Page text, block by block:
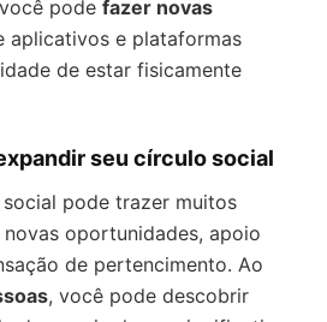
pode fazer novas
aplicativos e plataformas
de estar fisicamente
seu círculo social
pode trazer muitos
oportunidades, apoio
de pertencimento. Ao
, você pode descobrir